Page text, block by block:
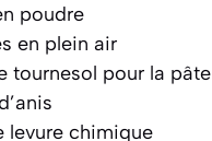
poudre
en plein air
tournesol pour la pâte
levure chimique